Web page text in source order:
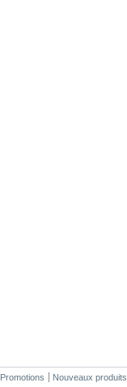
Promotions Nouveaux produits